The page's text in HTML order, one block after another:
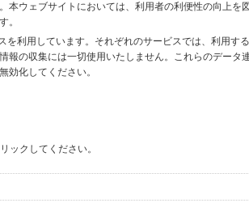
本ウェブサイトにおいては、利用者の利便性の向上を
。
利用しています。それぞれのサービスでは、利用す
の収集には一切使用いたしません。これらのデータ
効化してください。
ックしてください。